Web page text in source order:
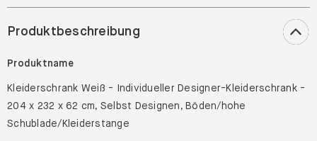
Produktbeschreibung
Produktname
Kleiderschrank Weiß - Individueller Designer-Kleiderschrank -
204 x 232 x 62 cm, Selbst Designen, Böden/hohe
Schublade/Kleiderstange